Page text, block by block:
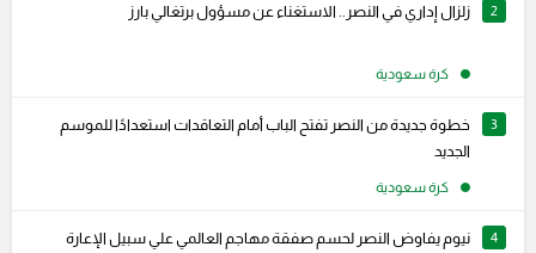
2 زلزال إداري في النصر.. الاستغناء عن مسؤول برتغالي بارز
كرة سعودية
3
خطوة جديدة من النصر تفتح الباب أمام التعاقدات استعدادًا للموسم
الجديد
كرة سعودية
4 نيوم يفاوض النصر لحسم صفقة مهاجم العالمي علي سبيل الإعارة